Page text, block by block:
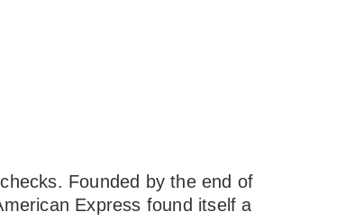
Founded by the end of
Express found itself a